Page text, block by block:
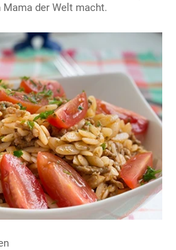
Mama der Welt macht.